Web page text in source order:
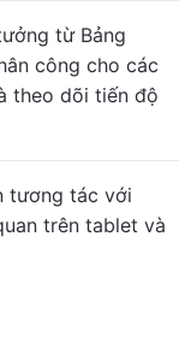
từ Bảng
công cho các
theo dõi tiến độ
tương tác với
trên tablet và